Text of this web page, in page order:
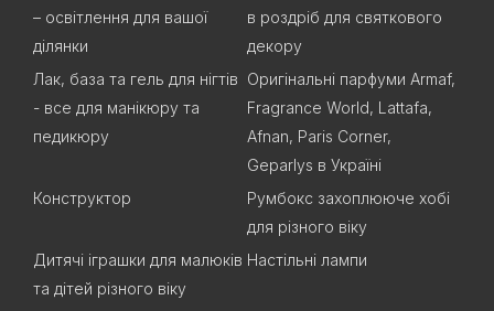
– освітлення для вашої
ділянки
в роздріб для святкового
декору
Лак, база та гель для нігтів
- все для манікюру та
педикюру
Оригінальні парфуми Armaf,
Fragrance World, Lattafa,
Afnan, Paris Corner,
Geparlys в Україні
Конструктор
Румбокс захоплююче хобі
для різного віку
Дитячі іграшки для малюків
та дітей різного віку
Настільні лампи